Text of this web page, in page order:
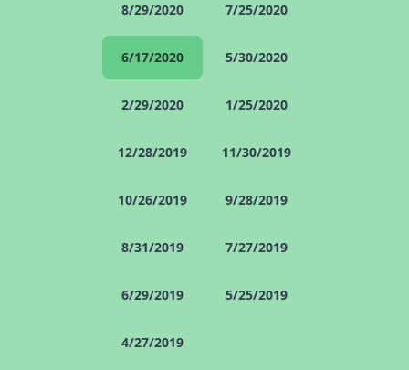
8/29/2020 7/25/2020
6/17/2020 5/30/2020
2/29/2020 1/25/2020
12/28/2019 11/30/2019
10/26/2019 9/28/2019
8/31/2019 7/27/2019
6/29/2019 5/25/2019
4/27/2019